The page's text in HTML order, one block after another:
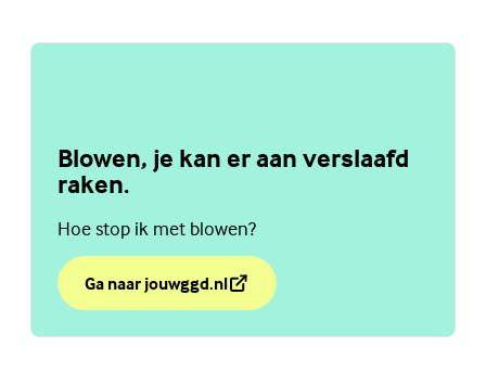
Blowen, je kan er aan verslaafd
raken.
Hoe stop ik met blowen?
Ga naar jouwggd.nl
over Blowen, je kan er aan verslaafd raken.
(Externe link)